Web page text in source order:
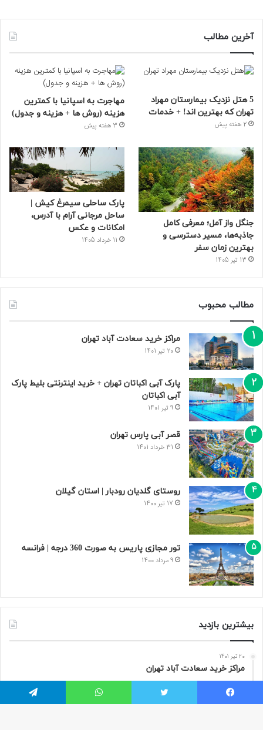
آخرین مطالب
5 هتل نزدیک بیمارستان مهراد
تهران که بهترین‌ اند! + خدمات
2 هفته پیش
مهاجرت به اسپانیا با کمترین
هزینه (روش ها + هزینه و جدول)
3 هفته پیش
جنگل واز آمل؛ معرفی کامل
جاذبه‌ها، مسیر دسترسی و
بهترین زمان سفر
13 تیر 1405
پارک ساحلی سیمرغ کیش |
ساحل مرجانی آرام با آدرس،
امکانات و عکس
11 خرداد 1405
مطالب محبوب
مراکز خرید سعادت‌ آباد تهران
20 تیر 1401
پارک آبی اکباتان تهران + خرید اینترنتی بلیط پارک
آبی اکباتان
9 تیر 1401
قصر آبی پارس تهران
31 خرداد 1401
روستای گلدیان رودبار | استان گیلان
17 تیر 1400
تور مجازی پاریس به صورت 360 درجه | فرانسه
9 مرداد 1400
بیشترین بازدید
20 تیر 1401
مراکز خرید سعادت‌ آباد تهران
پارک آبی اکباتان تهران + خرید اینترنتی بلیط پارک آبی اکباتانفیسبوک توییتر واتس آپ تلگرام